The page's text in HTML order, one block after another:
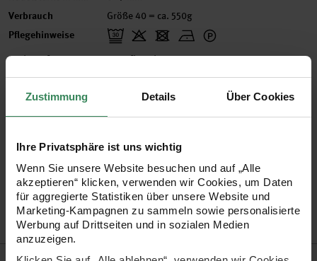
Zustimmung Details Über Cookies
Ihre Privatsphäre ist uns wichtig
Wenn Sie unsere Website besuchen und auf „Alle
akzeptieren“ klicken, verwenden wir Cookies, um Daten
für aggregierte Statistiken über unsere Website und
Marketing-Kampagnen zu sammeln sowie personalisierte
Werbung auf Drittseiten und in sozialen Medien
anzuzeigen.
Verbrauch Größe 40 = ca. 550g
Pflegehinweise
Mehr Informationen zu Pflegehinweisen
Zertifizierung
Artikel-Nr.383006.039
Bestell-Nr.3034835